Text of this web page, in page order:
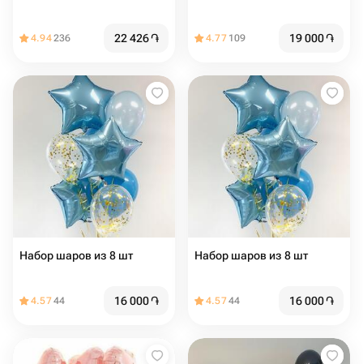
4.94236 22 426֏ 4.77 109 19 000֏
Набор шаров из 8 шт
4.5744 16 000֏
Набор шаров из 8 шт
4.5744 16 000֏